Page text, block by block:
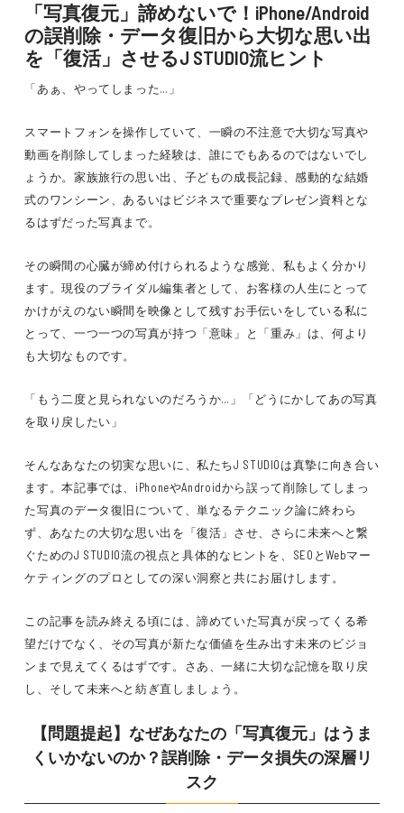
「写真復元」諦めないで！iPhone/Android
の誤削除・データ復旧から大切な思い出
を「復活」させるJ STUDIO流ヒント
「あぁ、やってしまった…」
スマートフォンを操作していて、一瞬の不注意で大切な写真や
動画を削除してしまった経験は、誰にでもあるのではないでし
ょうか。家族旅行の思い出、子どもの成長記録、感動的な結婚
式のワンシーン、あるいはビジネスで重要なプレゼン資料とな
るはずだった写真まで。
その瞬間の心臓が締め付けられるような感覚、私もよく分かり
ます。現役のブライダル編集者として、お客様の人生にとって
かけがえのない瞬間を映像として残すお手伝いをしている私に
とって、一つ一つの写真が持つ「意味」と「重み」は、何より
も大切なものです。
「もう二度と見られないのだろうか…」「どうにかしてあの写真
を取り戻したい」
そんなあなたの切実な思いに、私たちJ STUDIOは真摯に向き合い
ます。本記事では、iPhoneやAndroidから誤って削除してしまっ
た写真のデータ復旧について、単なるテクニック論に終わら
ず、あなたの大切な思い出を「復活」させ、さらに未来へと繋
ぐためのJ STUDIO流の視点と具体的なヒントを、SEOとWebマー
ケティングのプロとしての深い洞察と共にお届けします。
この記事を読み終える頃には、諦めていた写真が戻ってくる希
望だけでなく、その写真が新たな価値を生み出す未来のビジョ
ンまで見えてくるはずです。さあ、一緒に大切な記憶を取り戻
し、そして未来へと紡ぎ直しましょう。
【問題提起】なぜあなたの「写真復元」はうま
くいかないのか？誤削除・データ損失の深層リ
スク